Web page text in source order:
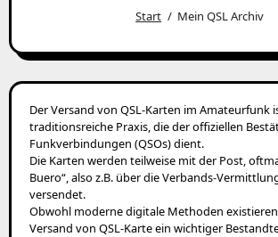
Start Mein QSL Archiv
Der Versand von QSL-Karten im Amateurfunk
traditionsreiche Praxis, die der offiziellen
Funkverbindungen (QSOs) dient.
Die Karten werden teilweise mit der Post,
Buero“, also z.B. über die Verbands-
versendet.
Obwohl moderne digitale Methoden
Versand von QSL-Karte ein wichtiger